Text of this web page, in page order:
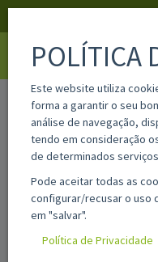
home 100435921
POLÍTICA
Este website utiliza
forma a garantir o seu
análise de navegação,
tendo em consideração
de determinados
Pode aceitar todas as
configurar/recusar o uso
em "salvar".
Política de Privacidade